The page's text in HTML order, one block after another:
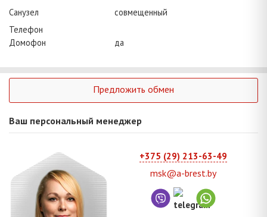
Санузел
совмещенный
Телефон
Домофон
да
Предложить обмен
Ваш персональный менеджер
+375 (29) 213-63-49
msk@a-brest.by